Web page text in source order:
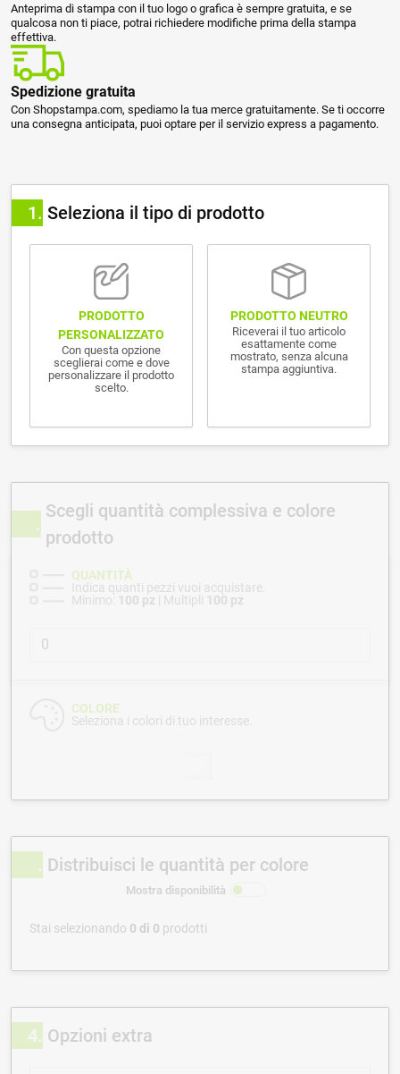
Anteprima di stampa con il tuo logo o grafica è sempre gratuita, e se
qualcosa non ti piace, potrai richiedere modifiche prima della stampa
effettiva.
Spedizione gratuita
Con Shopstampa.com, spediamo la tua merce gratuitamente. Se ti occorre
una consegna anticipata, puoi optare per il servizio express a pagamento.
1 Seleziona il tipo di prodotto
PRODOTTO
PERSONALIZZATO
Con questa opzione
sceglierai come e dove
personalizzare il prodotto
scelto.
PRODOTTO NEUTRO
Riceverai il tuo articolo
esattamente come
mostrato, senza alcuna
stampa aggiuntiva.
Scegli quantità complessiva e colore
prodotto
QUANTITÀ
Indica quanti pezzi vuoi acquistare.
Minimo: 100 pz | Multipli 100 pz
COLORE
Seleziona i colori di tuo interesse.
Distribuisci le quantità per colore
Mostra disponibilità
Stai selezionando 0 di 0 prodotti
4 Opzioni extra